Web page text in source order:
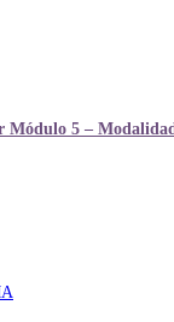
Módulo 5 –